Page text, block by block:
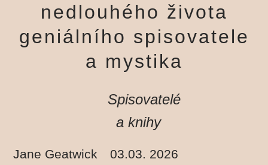
nedlouhého života
geniálního spisovatele
a mystika
Spisovatelé
a knihy
Jane Geatwick 03.03. 2026